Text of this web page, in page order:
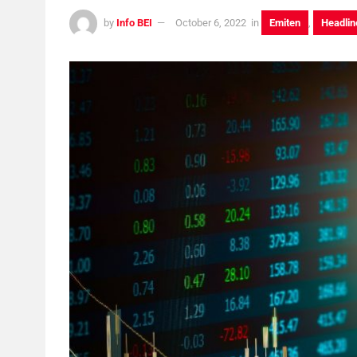
by Info BEI October 6, 2022 in Emiten